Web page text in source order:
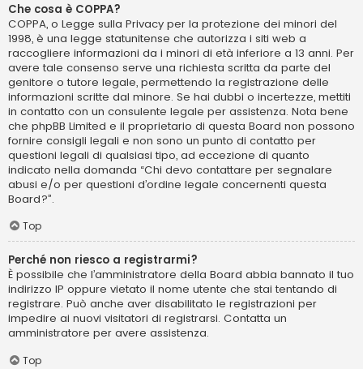
Che cosa è COPPA?
COPPA, o Legge sulla Privacy per la protezione dei minori del
1998, è una legge statunitense che autorizza i siti web a
raccogliere informazioni da i minori di età inferiore a 13 anni. Per
avere tale consenso serve una richiesta scritta da parte del
genitore o tutore legale, permettendo la registrazione delle
informazioni scritte dal minore. Se hai dubbi o incertezze, mettiti
in contatto con un consulente legale per assistenza. Nota bene
che phpBB Limited e il proprietario di questa Board non possono
fornire consigli legali e non sono un punto di contatto per
questioni legali di qualsiasi tipo, ad eccezione di quanto
indicato nella domanda “Chi devo contattare per segnalare
abusi e/o per questioni d’ordine legale concernenti questa
Board?”.
Top
Perché non riesco a registrarmi?
È possibile che l’amministratore della Board abbia bannato il tuo
indirizzo IP oppure vietato il nome utente che stai tentando di
registrare. Può anche aver disabilitato le registrazioni per
impedire ai nuovi visitatori di registrarsi. Contatta un
amministratore per avere assistenza.
Top